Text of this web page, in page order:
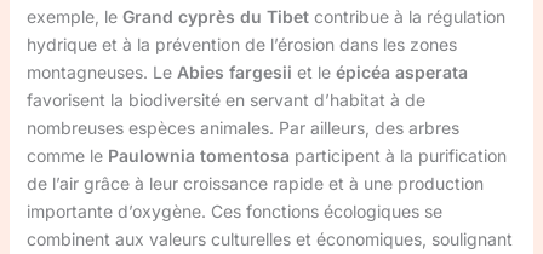
exemple, le Grand cyprès du Tibetcontribue à la régulation
hydrique et à la prévention de l’érosion dans les zones
montagneuses. Le Abies fargesii et le épicéa asperata
favorisent la biodiversité en servant d’habitat à de
nombreuses espèces animales. Par ailleurs, des arbres
comme le Paulownia tomentosa participent à la purification
de l’air grâce à leur croissance rapide et à une production
importante d’oxygène. Ces fonctions écologiques se
combinent aux valeurs culturelles et économiques, soulignant